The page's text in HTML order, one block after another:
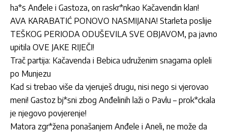
ha*s Anđele i Gastoza, on raskr*nkao Kačavendin klan!
AVA KARABATIĆ PONOVO NASMIJANA! Starleta poslije
TEŠKOG PERIODA ODUŠEVILA SVE OBJAVOM, pa javno
upitila OVE JAKE RIJEČI!
Trač partija: Kačavenda i Bebica udruženim snagama opleli
po Munjezu
Kad si trebao više da vjeruješ drugu, nisi nego si vjerovao
meni! Gastoz bj*sni zbog Anđelinih laži o Pavlu – prok*ckala
je njegovo povjerenje!
Matora zgr*žena ponašanjem Anđele i Aneli, ne može da